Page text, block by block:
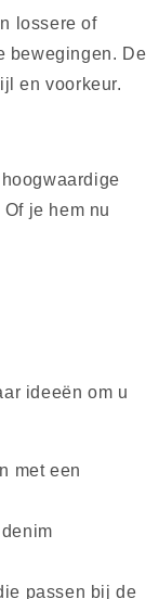
lossere of
bewegingen. De
en voorkeur.
je hem nu
ideeën om u
met een
passen bij de